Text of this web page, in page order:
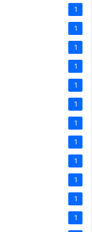
1
1
1
1
1
1
1
1
1
1
1
1